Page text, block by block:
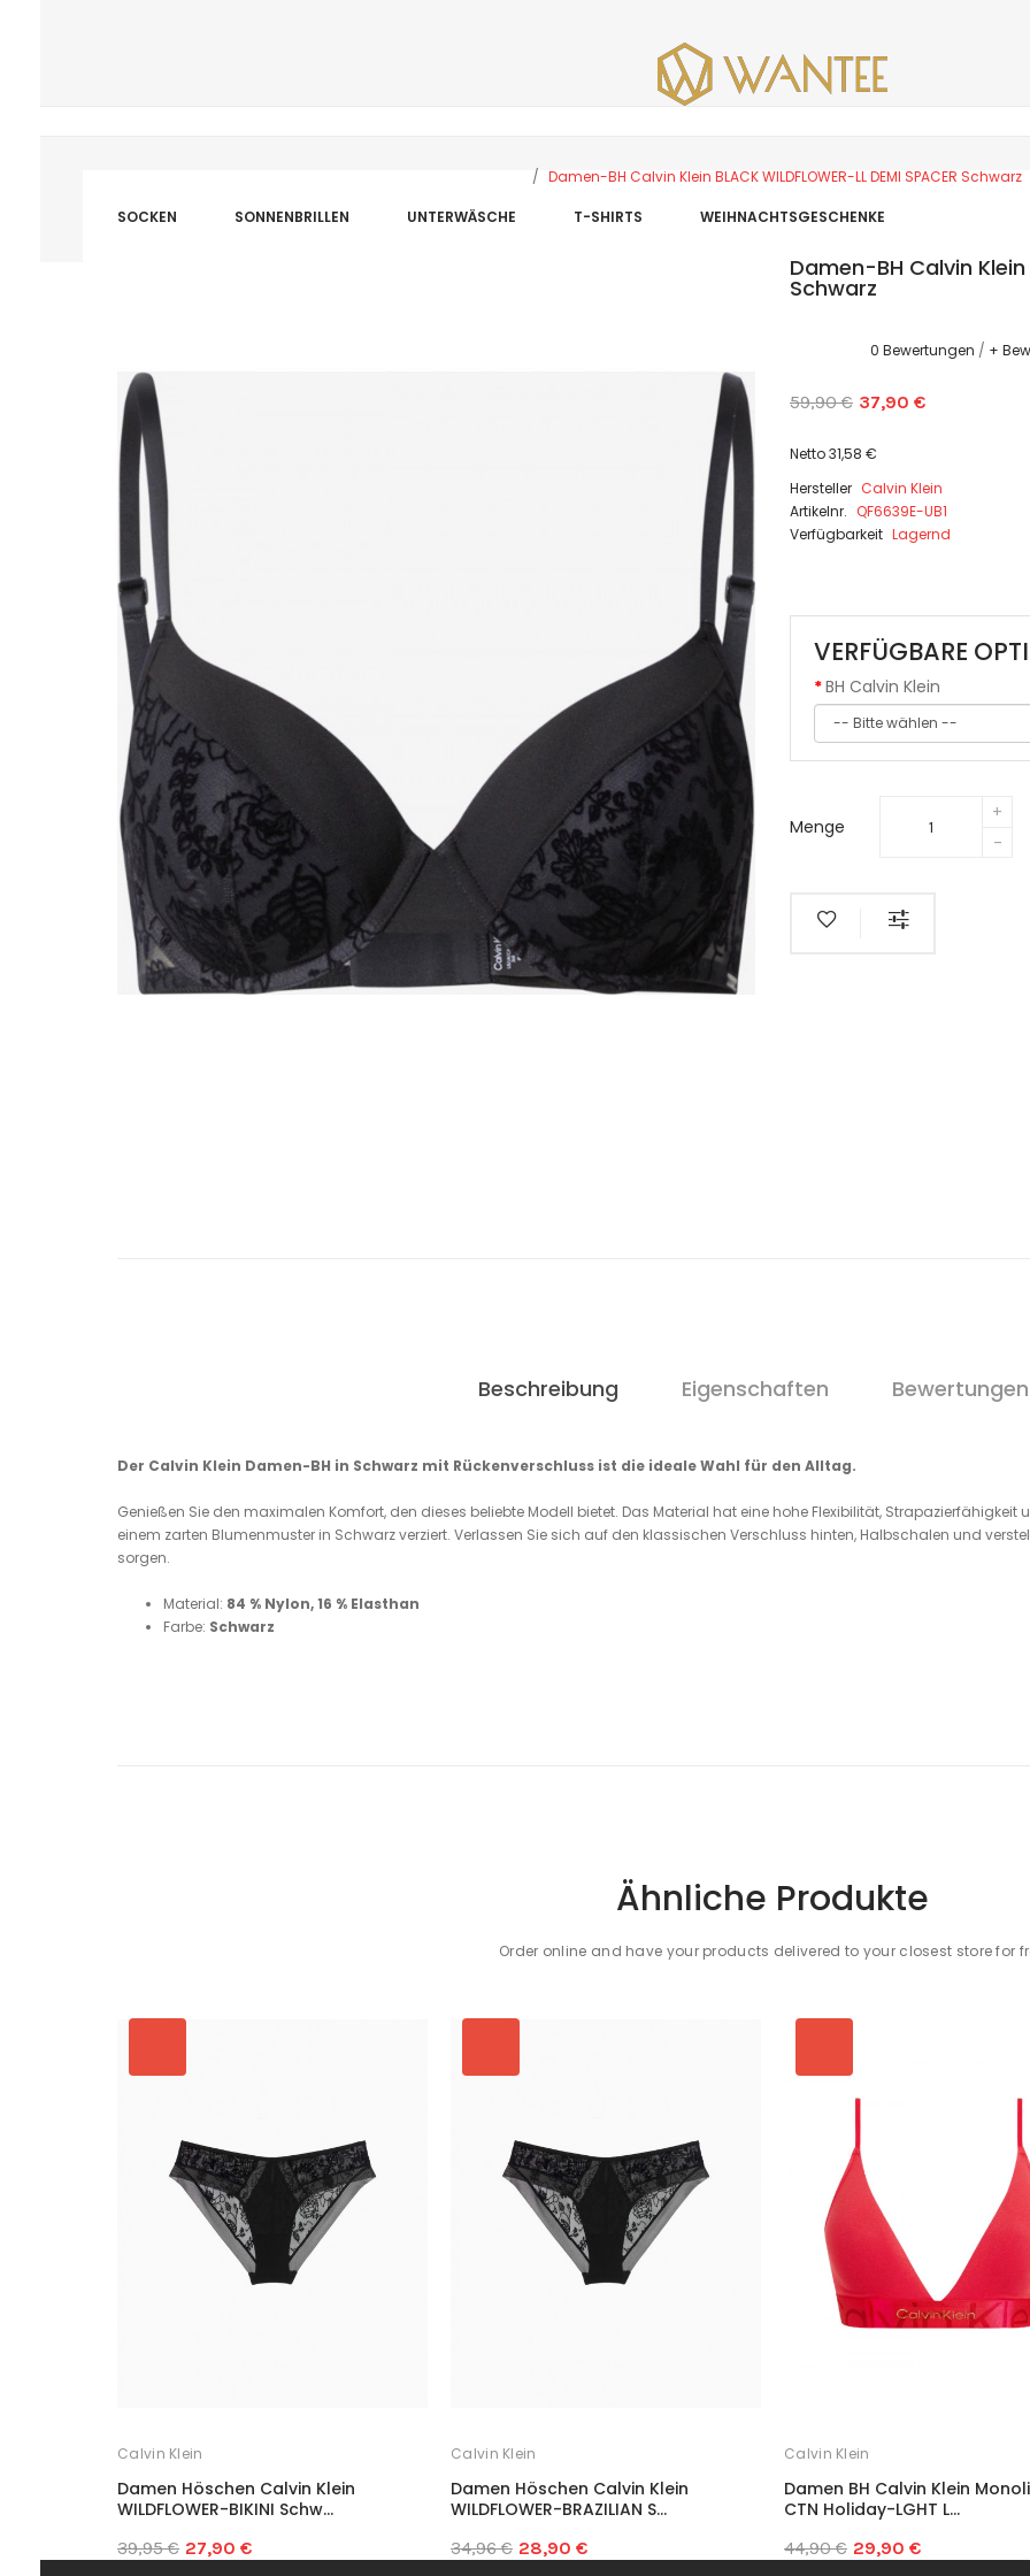
Damen-BH Calvin Klein BLACK WILDFLOWER-LL DEMI SPACER Schwarz
SOCKEN SONNENBRILLEN UNTERWÄSCHE T-SHIRTS WEIHNACHTSGESCHENKE
Damen-BH Calvin Klein
Schwarz
0 Bewertungen / +
59,90 € 37,90 €
Netto 31,58 €
Hersteller Calvin Klein
Artikelnr. QF6639E-UB1
Verfügbarkeit Lagernd
VERFÜGBARE
BH Calvin Klein
Menge
Beschreibung Eigenschaften
Der Calvin Klein Damen-BH in Schwarz mit Rückenverschluss ist die ideale Wahl für den Alltag.
Genießen Sie den maximalen Komfort, den dieses beliebte Modell bietet. Das Material hat eine hohe Flexibilität,
einem zarten Blumenmuster in Schwarz verziert. Verlassen Sie sich auf den klassischen Verschluss hinten, Halbschalen und
sorgen.
Material: 84 % Nylon, 16 % Elasthan
Farbe: Schwarz
Ähnliche Produkte
Order online and have your products delivered to your closest store for
Calvin Klein
Damen Höschen Calvin Klein
WILDFLOWER-BIKINI Schw...
39,95 € 27,90 €
Calvin Klein
Damen Höschen Calvin Klein
WILDFLOWER-BRAZILIAN S...
34,96 € 28,90 €
Calvin Klein
Damen BH Calvin Klein
CTN Holiday-LGHT L...
44,90 € 29,90 €